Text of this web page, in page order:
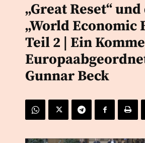
„Great Reset“ und
„World Economic
Teil 2 | Ein
Gunnar Beck